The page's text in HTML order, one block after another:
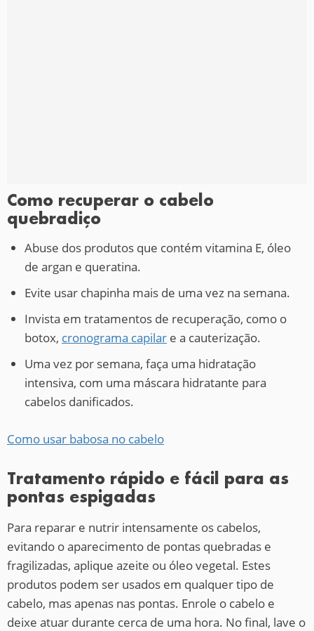
Como recuperar o cabelo
quebradiço
Abuse dos produtos que contém vitamina E, óleo
de argan e queratina.
Evite usar chapinha mais de uma vez na semana.
Invista em tratamentos de recuperação, como o
botox, cronograma capilar e a cauterização.
Uma vez por semana, faça uma hidratação
intensiva, com uma máscara hidratante para
cabelos danificados.
Como usar babosa no cabelo
Tratamento rápido e fácil para as
pontas espigadas
Para reparar e nutrir intensamente os cabelos,
evitando o aparecimento de pontas quebradas e
fragilizadas, aplique azeite ou óleo vegetal. Estes
produtos podem ser usados em qualquer tipo de
cabelo, mas apenas nas pontas. Enrole o cabelo e
deixe atuar durante cerca de uma hora. No final, lave o